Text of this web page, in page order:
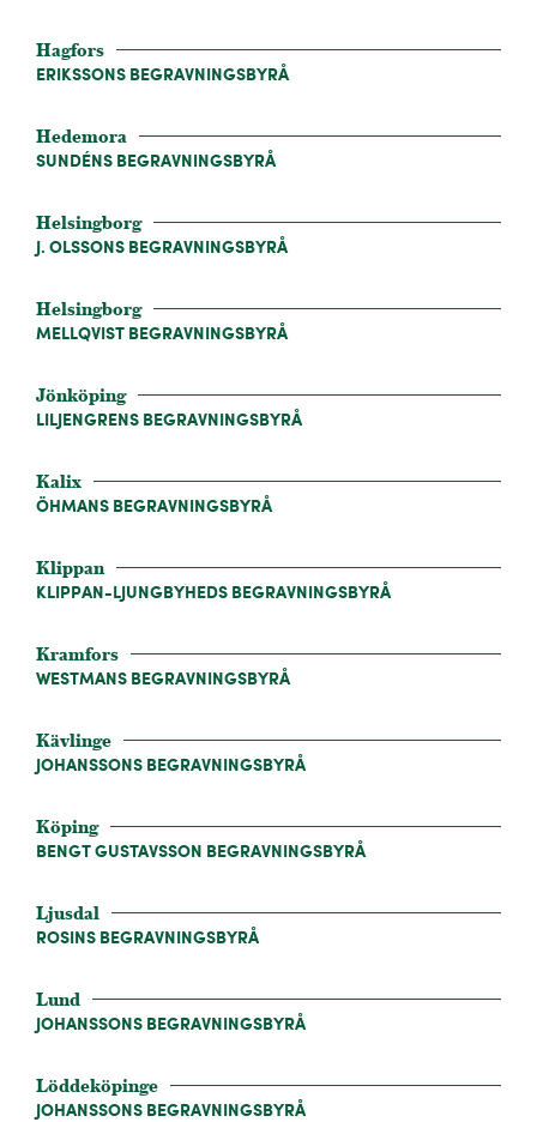
Hagfors
ERIKSSONS BEGRAVNINGSBYRÅ
Hedemora
SUNDÉNS BEGRAVNINGSBYRÅ
Helsingborg
J. OLSSONS BEGRAVNINGSBYRÅ
Helsingborg
MELLQVIST BEGRAVNINGSBYRÅ
Jönköping
LILJENGRENS BEGRAVNINGSBYRÅ
Kalix
ÖHMANS BEGRAVNINGSBYRÅ
Klippan
KLIPPAN-LJUNGBYHEDS BEGRAVNINGSBYRÅ
Kramfors
WESTMANS BEGRAVNINGSBYRÅ
Kävlinge
JOHANSSONS BEGRAVNINGSBYRÅ
Köping
BENGT GUSTAVSSON BEGRAVNINGSBYRÅ
Ljusdal
ROSINS BEGRAVNINGSBYRÅ
Lund
JOHANSSONS BEGRAVNINGSBYRÅ
Löddeköpinge
JOHANSSONS BEGRAVNINGSBYRÅ